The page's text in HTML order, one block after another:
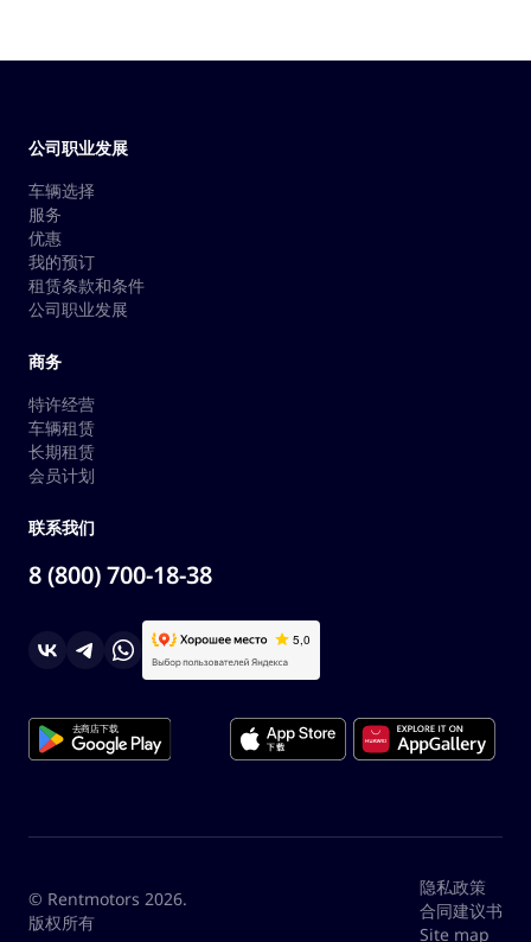
公司职业发展
车辆选择
服务
优惠
我的预订
租赁条款和条件
公司职业发展
商务
特许经营
车辆租赁
长期租赁
会员计划
联系我们
8 (800) 700-18-38
© Rentmotors 2026.
版权所有
隐私政策
合同建议书
Site map